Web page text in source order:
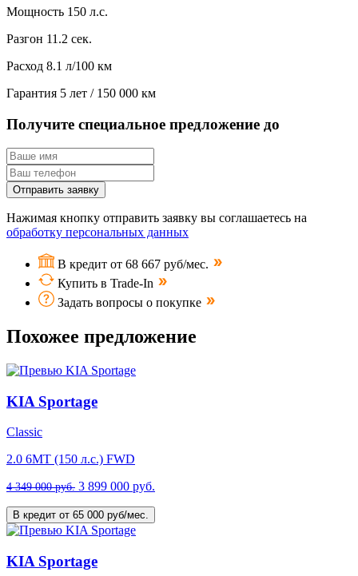
Мощность 150 л.с.
Разгон 11.2 сек.
Расход 8.1 л/100 км
Гарантия 5 лет / 150 000 км
Получите специальное предложение до
Отправить заявку
Нажимая кнопку отправить заявку вы соглашаетесь на
обработку персональных данных
В кредит от 68 667 руб/мес.
Купить в Trade-In
Задать вопросы о покупке
Похожее предложение
KIA Sportage
Classic
2.0 6MT (150 л.с.) FWD
4 349 000 руб. 3 899 000 руб.
В кредит от 65 000 руб/мес.
KIA Sportage